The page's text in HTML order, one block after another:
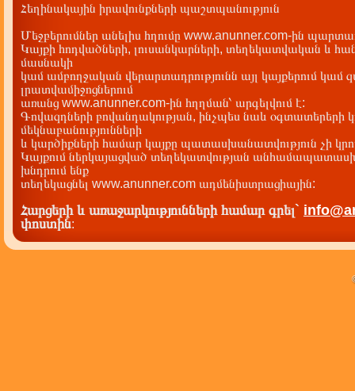
Հեղինակային իրավունքների պաշտպանություն
Մեջբերումներ անելիս հղումը www.anunner.com-ին
Կայքի հոդվածների, լուսանկարների, տեղեկատվական և
մասնակի
կամ ամբողջական վերարտադրությունն այլ կայքերում կամ
լրատվամիջոցներում
առանց www.anunner.com-ին հղղման՝ արգելվում է:
Գովազդների բովանդակության, ինչպես նաև օգտատերերի
մեկնաբանությունների
և կարծիքների համար կայքը պատասխանատվություն չի
Կայքում ներկայացված տեղեկատվության
խնդրում ենք
տեղեկացնել www.anunner.com ադմենիստրացիային:
Հարցերի և առաջարկությունների համար գրել`
փոստին: